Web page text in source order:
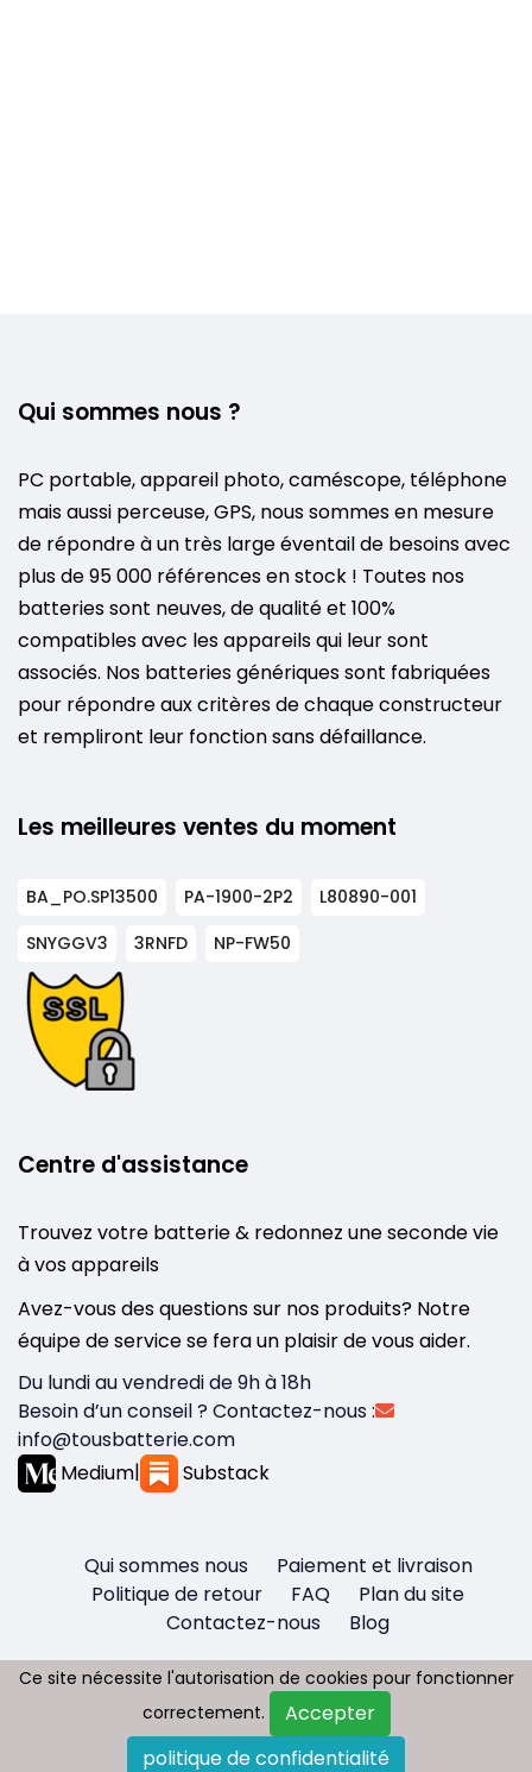
Qui sommes nous ?
PC portable, appareil photo, caméscope, téléphone
mais aussi perceuse, GPS, nous sommes en mesure
de répondre à un très large éventail de besoins avec
plus de 95 000 références en stock ! Toutes nos
batteries sont neuves, de qualité et 100%
compatibles avec les appareils qui leur sont
associés. Nos batteries génériques sont fabriquées
pour répondre aux critères de chaque constructeur
et rempliront leur fonction sans défaillance.
Les meilleures ventes du moment
BA_PO.SP13500 PA-1900-2P2
L80890-001
SNYGGV3
3RNFD NP-FW50
Centre d'assistance
Trouvez votre batterie & redonnez une seconde vie
à vos appareils
Avez-vous des questions sur nos produits? Notre
équipe de service se fera un plaisir de vous aider.
Du lundi au vendredi de 9h à 18h
Besoin d’un conseil ? Contactez-nous :
info@tousbatterie.com
Medium| Substack
Qui sommes nous
Paiement et livraison
Politique de retour
FAQ
Plan du site
Contactez-nous
Blog
Copyright © 2026 - Tous droit réservés
Tousbatterie.com
Ce site nécessite l'autorisation de cookies pour fonctionner
correctement.
Accepter
politique de confidentialité
Ce site nécessite l'autorisation de cookies pour fonctionner
correctement.
Accepter
politique de confidentialité